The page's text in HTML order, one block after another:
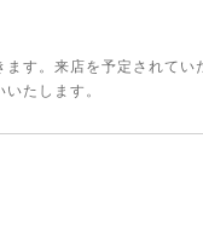
す。来店を予定されて
たします。